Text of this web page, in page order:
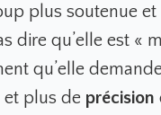
plus soutenue et
dire qu’elle est «
qu’elle
plus de précision